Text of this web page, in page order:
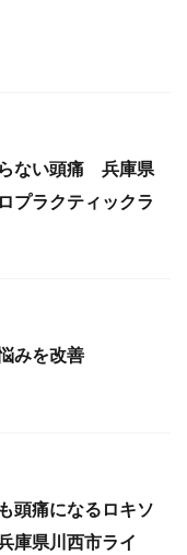
ない頭痛 兵庫県
プラクティックラ
みを改善
頭痛になるロキソ
庫県川西市ライ